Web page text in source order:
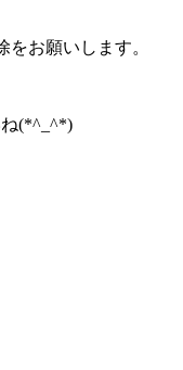
をお願いします。
(*^_^*)